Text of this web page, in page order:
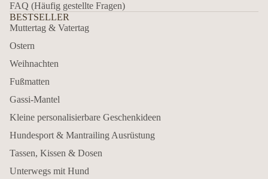
FAQ (Häufig gestellte Fragen)
BESTSELLER
Muttertag & Vatertag
Ostern
Weihnachten
Fußmatten
Gassi-Mantel
Kleine personalisierbare Geschenkideen
Hundesport & Mantrailing Ausrüstung
Tassen, Kissen & Dosen
Unterwegs mit Hund